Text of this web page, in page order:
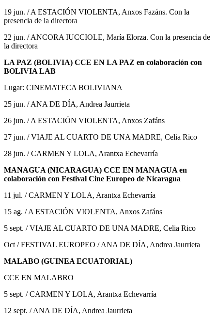
19 jun. / A ESTACIÓN VIOLENTA, Anxos Fazáns. Con la
presencia de la directora
22 jun. / ANCORA IUCCIOLE, María Elorza. Con la presencia de
la directora
LA PAZ (BOLIVIA) CCE EN LA PAZ en colaboración con
BOLIVIA LAB
Lugar: CINEMATECA BOLIVIANA
25 jun. / ANA DE DÍA, Andrea Jaurrieta
26 jun. / A ESTACIÓN VIOLENTA, Anxos Zafáns
27 jun. / VIAJE AL CUARTO DE UNA MADRE, Celia Rico
28 jun. / CARMEN Y LOLA, Arantxa Echevarría
MANAGUA (NICARAGUA) CCE EN MANAGUA en
colaboración con Festival Cine Europeo de Nicaragua
11 jul. / CARMEN Y LOLA, Arantxa Echevarría
15 ag. / A ESTACIÓN VIOLENTA, Anxos Zafáns
5 sept. / VIAJE AL CUARTO DE UNA MADRE, Celia Rico
Oct / FESTIVAL EUROPEO / ANA DE DÍA, Andrea Jaurrieta
MALABO (GUINEA ECUATORIAL)
CCE EN MALABRO
5 sept. / CARMEN Y LOLA, Arantxa Echevarría
12 sept. / ANA DE DÍA, Andrea Jaurrieta